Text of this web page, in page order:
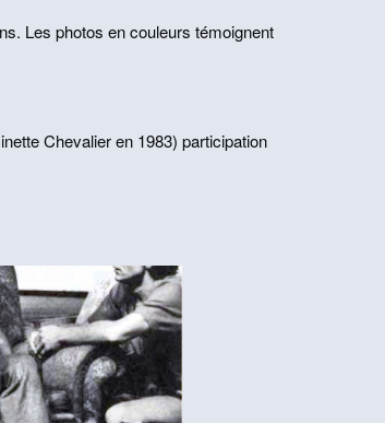
Les photos en couleurs témoignent
Chevalier en 1983) participation